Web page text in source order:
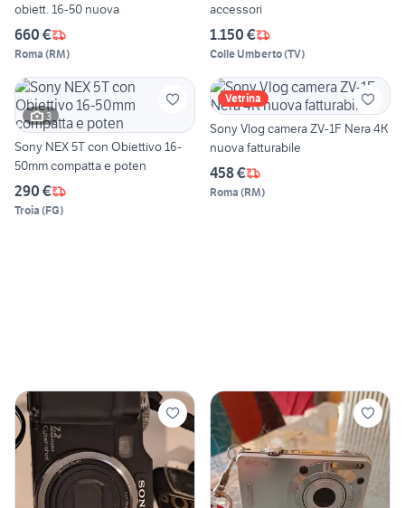
obiett. 16-50 nuova
660 €
Roma (RM)
accessori
1.150 €
Colle Umberto(TV)
3
Sony NEX 5T con Obiettivo 16-
50mm compatta e poten
290 €
Troia (FG)
Vetrina
Sony Vlog camera ZV-1F Nera 4K
nuova fatturabile
458 €
Roma (RM)